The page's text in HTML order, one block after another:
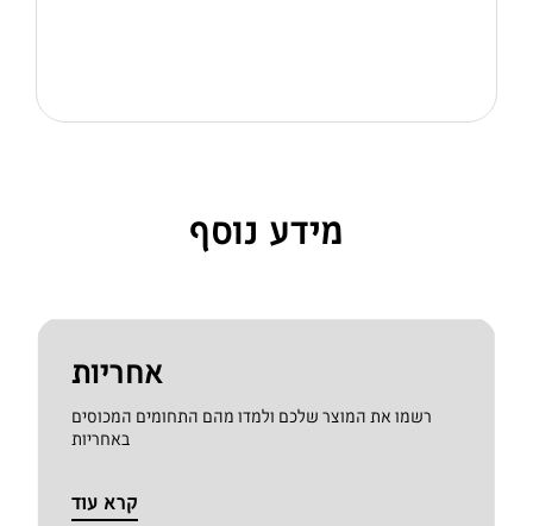
מידע נוסף
אחריות
רשמו את המוצר שלכם ולמדו מהם התחומים המכוסים
באחריות
קרא עוד